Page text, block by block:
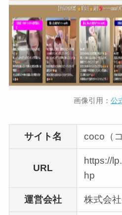
画像引用： 公
サイト名 coco（コ
URL
https://
hp
運営会社 株式会